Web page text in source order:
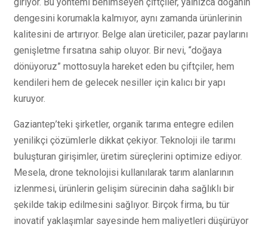
dengesini korumakla kalmıyor, aynı zamanda ürünlerinin
kalitesini de artırıyor. Belge alan üreticiler, pazar paylarını
genişletme fırsatına sahip oluyor. Bir nevi, “doğaya
dönüyoruz” mottosuyla hareket eden bu çiftçiler, hem
kendileri hem de gelecek nesiller için kalıcı bir yapı
kuruyor.
Gaziantep’teki şirketler, organik tarıma entegre edilen
yenilikçi çözümlerle dikkat çekiyor. Teknoloji ile tarımı
buluşturan girişimler, üretim süreçlerini optimize ediyor.
Mesela, drone teknolojisi kullanılarak tarım alanlarının
izlenmesi, ürünlerin gelişim sürecinin daha sağlıklı bir
şekilde takip edilmesini sağlıyor. Birçok firma, bu tür
inovatif yaklaşımlar sayesinde hem maliyetleri düşürüyor